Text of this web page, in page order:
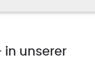
in unserer